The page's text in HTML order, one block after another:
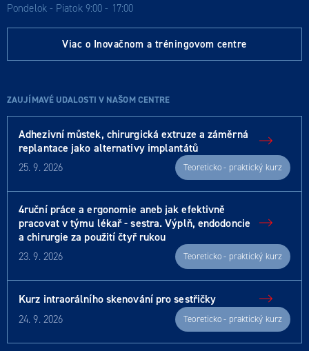
Pondelok - Piatok 9:00 - 17:00
Viac o Inovačnom a tréningovom centre
ZAUJÍMAVÉ UDALOSTI V NAŠOM CENTRE
Adhezivní můstek, chirurgická extruze a záměrná
replantace jako alternativy implantátů
25. 9. 2026 Teoreticko - praktický kurz
4ruční práce a ergonomie aneb jak efektivně
pracovat v týmu lékař - sestra. Výplň, endodoncie
a chirurgie za použití čtyř rukou
23. 9. 2026 Teoreticko - praktický kurz
Kurz intraorálního skenování pro sestřičky
24. 9. 2026 Teoreticko - praktický kurz